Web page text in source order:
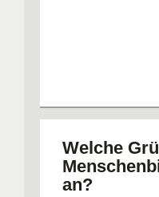
Welche
an?